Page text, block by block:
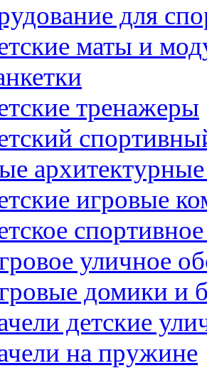
для
маты и
тренажеры
игровые
уличное
домики и
детские
на пружине